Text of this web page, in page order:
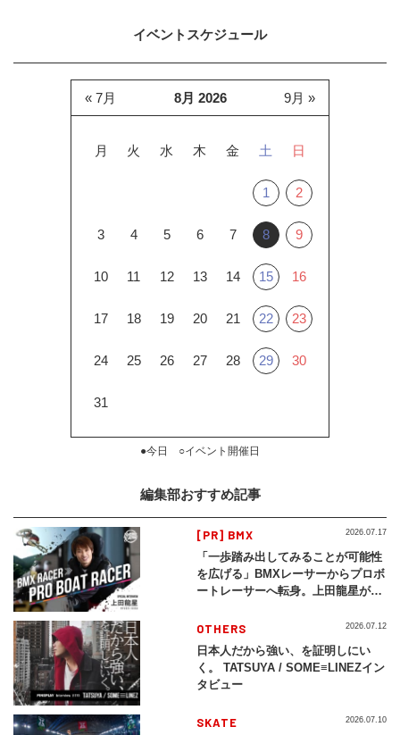
イベントスケジュール
8月 2026
月 火 水 木 金 土 日
1 2
3 4 5 6 7 8 9
10 11 12 13 14 15 16
17 18 19 20 21 22 23
24 25 26 27 28 29 30
31
« 7月 9月 »
●今日 ○イベント開催日
編集部おすすめ記事
[PR] BMX
「一歩踏み出してみることが可能性
を広げる」BMXレーサーからプロボ
ートレーサーへ転身。上田龍星が体
2026.07.17
OTHERS
日本人だから強い、を証明しにい
く。 TATSUYA / SOME≡LINEZイン
タビュー
2026.07.12
SKATE 2026.07.10